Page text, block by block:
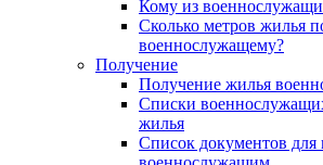
Кому из
Сколько метров жилья
военнослужащему?
Получение
Получение жилья
Списки
жилья
Список документов для